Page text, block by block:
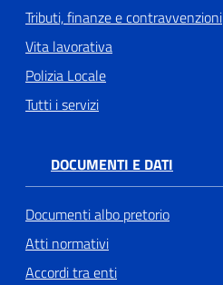
Tributi, finanze e contravvenzioni
Vita lavorativa
Polizia Locale
Tutti i servizi
DOCUMENTI E DATI
Documenti albo pretorio
Atti normativi
Accordi tra enti